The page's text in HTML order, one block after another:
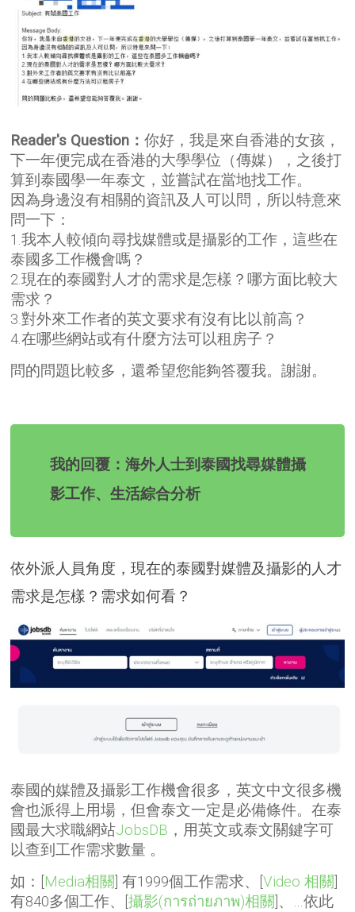
Reader's Question：你好，我是來自香港的女孩，
下一年便完成在香港的大學學位（傳媒），之後打
算到泰國學一年泰文，並嘗試在當地找工作。
因為身邊沒有相關的資訊及人可以問，所以特意來
問一下：
1.我本人較傾向尋找媒體或是攝影的工作，這些在
泰國多工作機會嗎？
2.現在的泰國對人才的需求是怎樣？哪方面比較大
需求？
3.對外來工作者的英文要求有沒有比以前高？
4.在哪些網站或有什麼方法可以租房子？
問的問題比較多，還希望您能夠答覆我。謝謝。
我的回覆：海外人士到泰國找尋媒體攝
影工作、生活綜合分析
依外派人員角度，現在的泰國對媒體及攝影的人才
需求是怎樣？需求如何看？
泰國的媒體及攝影工作機會很多，英文中文很多機
會也派得上用場，但會泰文一定是必備條件。在泰
國最大求職網站JobsDB ，用英文或泰文關鍵字可
以查到工作需求數量 。
如：[ Media相關 ] 有1999個工作需求、[Video 相關
有840多個工作、[攝影(การถ่ายภาพ)相關 ]、…依此